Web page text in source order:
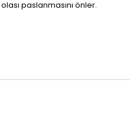
paslanmasını önler.